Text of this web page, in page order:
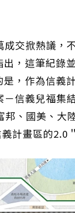
交掀熱議，
，這筆紀錄
，作為信義
信義兒福集
、國美、大
計畫區的2.0